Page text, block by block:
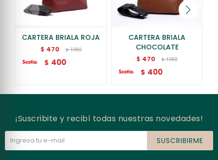
CARTERA BRIALA ROJA
$ 470 $ 1.180
$ 400
CARTERA BRIALA
CHOCOLATE
$ 470 $ 1.180
$ 400
¡Suscribite y recibí todas nuestras novedades!
SUSCRIBIRME